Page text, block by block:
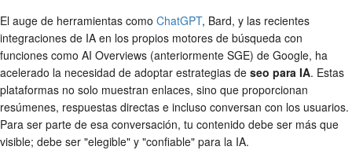
El auge de herramientas como ChatGPT, Bard, y las recientes
integraciones de IA en los propios motores de búsqueda con
funciones como AI Overviews (anteriormente SGE) de Google, ha
acelerado la necesidad de adoptar estrategias de seo para IA. Estas
plataformas no solo muestran enlaces, sino que proporcionan
resúmenes, respuestas directas e incluso conversan con los usuarios.
Para ser parte de esa conversación, tu contenido debe ser más que
visible; debe ser "elegible" y "confiable" para la IA.